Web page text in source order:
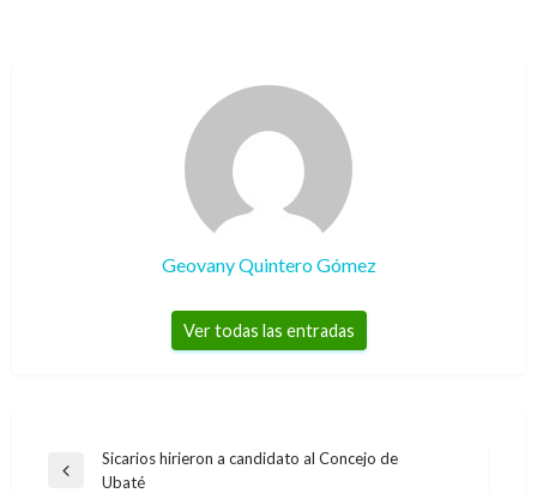
Geovany Quintero Gómez
Ver todas las entradas
Navegación
Entrada
Sicarios hirieron a candidato al Concejo de
Ubaté